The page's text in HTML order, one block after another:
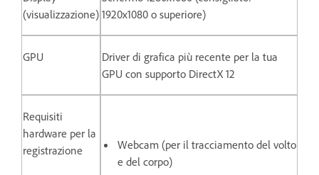
(visualizzazione) 1920x1080 o superiore)
GPU
Driver di grafica più recente per la tua
GPU con supporto DirectX 12
Requisiti
hardware per la
registrazione
Webcam (per il tracciamento del volto
e del corpo)